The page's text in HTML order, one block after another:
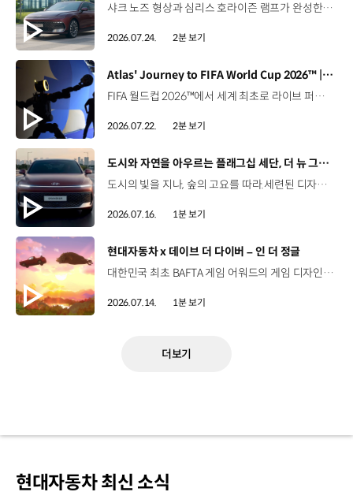
샤크 노즈 형상과 심리스 호라이즌 램프가 완성한 세련된 외관플레오스 커넥트와 Gleo AI가 만드는 스마트한 운전 경험까지. 새롭게 진화한 더 뉴 그랜저를 영상으로 만나보세요. #현대자동차 #더뉴그랜저 #플레오스커넥트 #그랜저 #플래그십세단 #TheNewGrandeur #PleosConnect
2026.07.24. 2분 보기
[동영상]
Atlas' Journey to FIFA World Cup 2026™ | 보스턴 다이나믹스
FIFA 월드컵 2026™에서 세계 최초로 라이브 퍼포먼스를 선보인 아틀라스.그 현장을 완성한 시니어 프로그램 매니저 세스 데이비스(Seth Davis)가 전하는 퍼포먼스의 비하인드 스토리를 만나보세요. 인터뷰 전문 보기 ▶ 자세히 보기 ▶ #현대자동차 #보스턴다이나믹스 #아틀라스 #로보틱스 #BostonDynamics #Atlas #Robotics #NextStartsNow
2026.07.22. 2분 보기
[동영상]
도시와 자연을 아우르는 플래그십 세단, 더 뉴 그랜저
도시의 빛을 지나, 숲의 고요를 따라.세련된 디자인과 정제된 주행 감각으로모든 순간을 편안하게 완성하는 더 뉴 그랜저를 만나보세요. *본 영상은 AI를 활용해 제작했습니다. #현대자동차 #더뉴그랜저 #플래그십세단 #그랜저 #플레오스커넥트
2026.07.16. 1분 보기
[동영상]
현대자동차 x 데이브 더 다이버 – 인 더 정글
대한민국 최초 BAFTA 게임 어워드의 게임 디자인 부문 수상에 빛나는‘데이브 더 다이버’의 최신 DLC에 포니 픽업이 등장합니다.데이브 더 다이버 - 인 더 정글 속 포니 픽업의 활약을 체험해 보세요. Steam, Nintendo Switch 2 Nintendo Switch, PS5 PS4, Xbox Series X|S, Epic Games Store에서 만나 볼 수 있습니다. #현대자동차 #데이브더다이버 #인더정글 #민트로켓 #게임콜라보 #포니픽업 #포니 유튜브 쇼츠 보기 >
2026.07.14. 1분 보기
더보기
현대자동차 최신 소식